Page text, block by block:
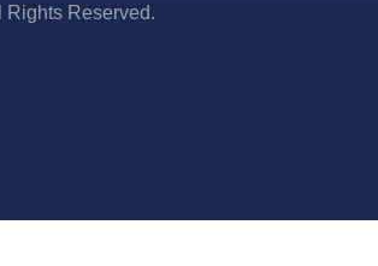
Rights Reserved.